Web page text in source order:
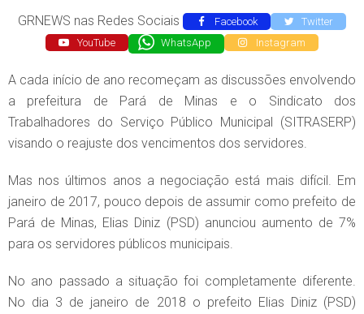
GRNEWS nas Redes Sociais Facebook
Twitter
YouTube
WhatsApp Instagram
A cada início de ano recomeçam as discussões envolvendo
a prefeitura de Pará de Minas e o Sindicato dos
Trabalhadores do Serviço Público Municipal (SITRASERP)
visando o reajuste dos vencimentos dos servidores.
Mas nos últimos anos a negociação está mais difícil. Em
janeiro de 2017, pouco depois de assumir como prefeito de
Pará de Minas, Elias Diniz (PSD) anunciou aumento de 7%
para os servidores públicos municipais.
No ano passado a situação foi completamente diferente.
No dia 3 de janeiro de 2018 o prefeito Elias Diniz (PSD)